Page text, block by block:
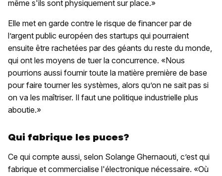
même s'ils sont physiquement sur place.»
Elle met en garde contre le risque de financer par de
l’argent public européen des startups qui pourraient
ensuite être rachetées par des géants du reste du monde,
qui ont les moyens de tuer la concurrence. «Nous
pourrions aussi fournir toute la matière première de base
pour faire tourner les systèmes, alors qu’on ne sait pas si
on va les maîtriser. Il faut une politique industrielle plus
aboutie.»
Qui fabrique les puces?
Ce qui compte aussi, selon Solange Ghernaouti, c’est qui
fabrique et commercialise l'électronique nécessaire. «Où